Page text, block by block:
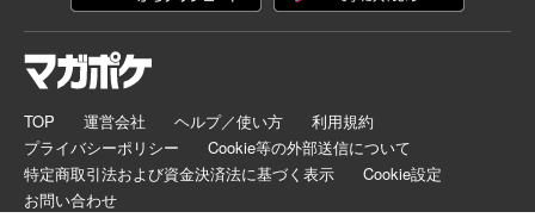
TOP 運営会社 ヘルプ／使い方
利用規約
プライバシーポリシー
Cookie等の外部送信について
特定商取引法および資金決済法に基づく表示
Cookie設定
お問い合わせ